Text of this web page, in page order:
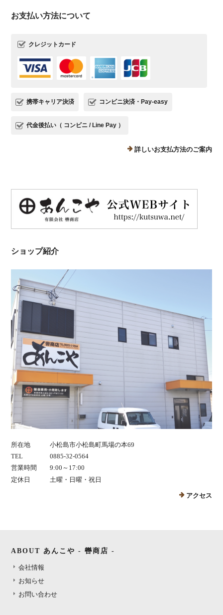
お支払い方法について
クレジットカード
携帯キャリア決済 コンビニ決済・Pay-easy
代金後払い（ コンビニ / Line Pay ）
詳しいお支払方法のご案内
ショップ紹介
所在地
小松島市小松島町馬場の本69
TEL
0885-32-0564
営業時間
9:00～17:00
定休日
土曜・日曜・祝日
アクセス
ABOUT あんこや - 轡商店 -
会社情報
お知らせ
お問い合わせ